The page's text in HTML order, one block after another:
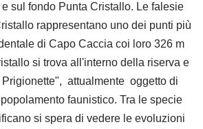
sul fondo Punta Cristallo. Le falesie
rappresentano uno dei punti più
di Capo Caccia coi loro 326 m
si trova all'interno della riserva e
attualmente oggetto di
faunistico. Tra le specie
si spera di vedere le evoluzioni